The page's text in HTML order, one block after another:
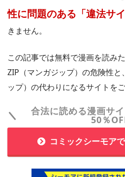
性に問題のある「違法サイ
きません。
この記事では無料で漫画を読み
ZIP（マンガジップ）の危険性
ップ）の代わりになるサイトをご
合法に読める漫画サ
50％
コミックシーモア